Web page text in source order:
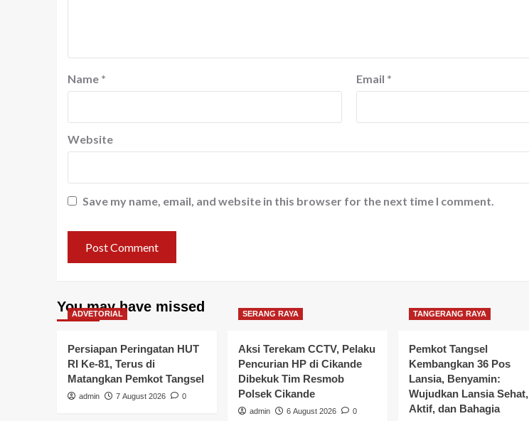
Name * Email *
Website
Save my name, email, and website in this browser for the next time I comment.
You may have missed
ADVETORIAL
Persiapan Peringatan HUT
RI Ke-81, Terus di
Matangkan Pemkot Tangsel
admin 7 August 2026 0
SERANG RAYA
Aksi Terekam CCTV, Pelaku
Pencurian HP di Cikande
Dibekuk Tim Resmob
Polsek Cikande
admin 6 August 2026 0
TANGERANG RAYA
Pemkot Tangsel
Kembangkan 36 Pos
Lansia, Benyamin:
Wujudkan Lansia Sehat,
Aktif, dan Bahagia